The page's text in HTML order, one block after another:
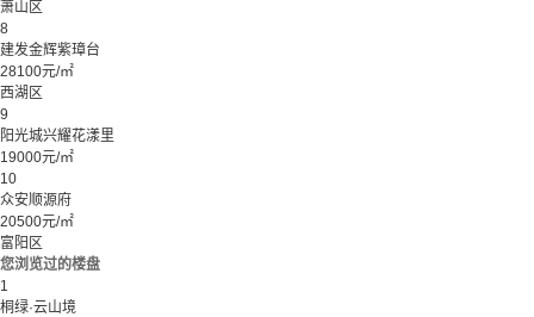
萧山区
8
建发金辉紫璋台
28100元/㎡
西湖区
9
阳光城兴耀花漾里
19000元/㎡
10
众安顺源府
20500元/㎡
富阳区
您浏览过的楼盘
1
桐绿·云山境